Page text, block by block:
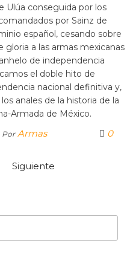
Ulúa conseguida por los
por Sainz de
español, cesando sobre
gloria a las armas mexicanas
de independencia
el doble hito de
nacional definitiva y,
anales de la historia de la
Armada de México.
Por Armas 0
Siguiente